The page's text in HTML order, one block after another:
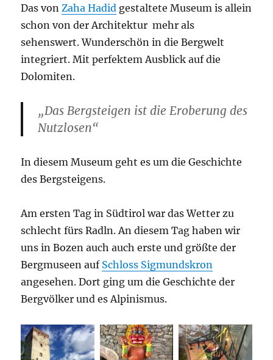
Das vonZaha Hadid gestaltete Museum is allein
schon von der Architektur mehr als
sehenswert. Wunderschön in die Bergwelt
integriert. Mit perfektem Ausblick auf die
Dolomiten.
„Das Bergsteigen ist die Eroberung des
Nutzlosen“
In diesem Museum geht es um die Geschichte
des Bergsteigens.
Am ersten Tag in Südtirol war das Wetter zu
schlecht fürs Radln. An diesem Tag haben wir
uns in Bozen auch auch erste und größte der
Bergmuseen auf Schloss Sigmundskron
angesehen. Dort ging um die Geschichte der
Bergvölker und es Alpinismus.